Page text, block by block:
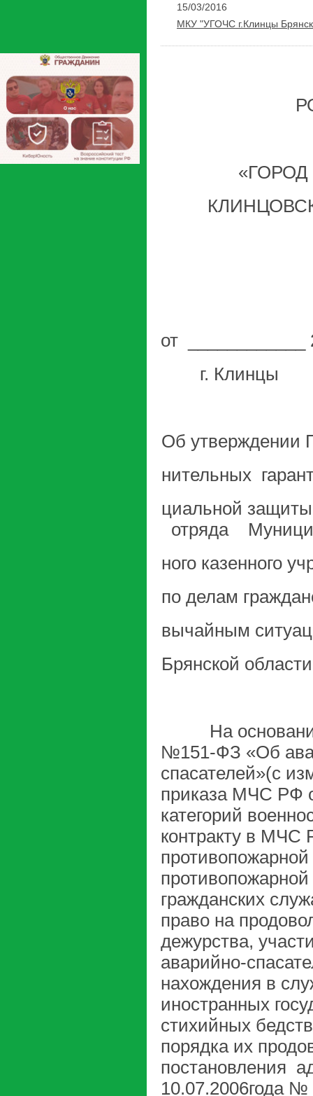
15/03/2016
МКУ "УГОЧС г.Клинцы
от
г. Клинцы
Об утверждении
нительных
циальной защиты
отряда
ного казенного
по делам
вычайным
Брянской
На основании
№151-ФЗ «Об
спасателей»(с
приказа МЧС РФ
категорий
контракту в МЧС
гражданских
право на
дежурства,
аварийно-
нахождения в
иностранных
стихийных
порядка их
постановления
10.07.2006года №